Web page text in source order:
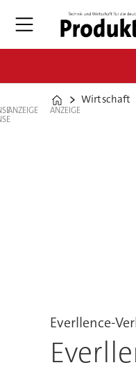
Home
Wirtschaft
ANZEIGE ANZEIGE
Everllence-